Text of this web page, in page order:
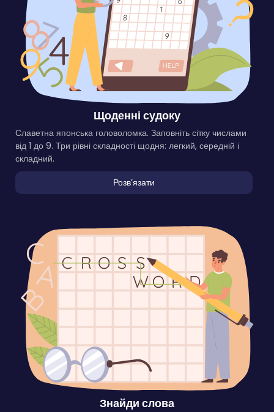
Щоденні судоку
Славетна японська головоломка. Заповніть сітку числами
від 1 до 9. Три рівні складності щодня: легкий, середній і
складний.
Розвʼязати
Знайди слова